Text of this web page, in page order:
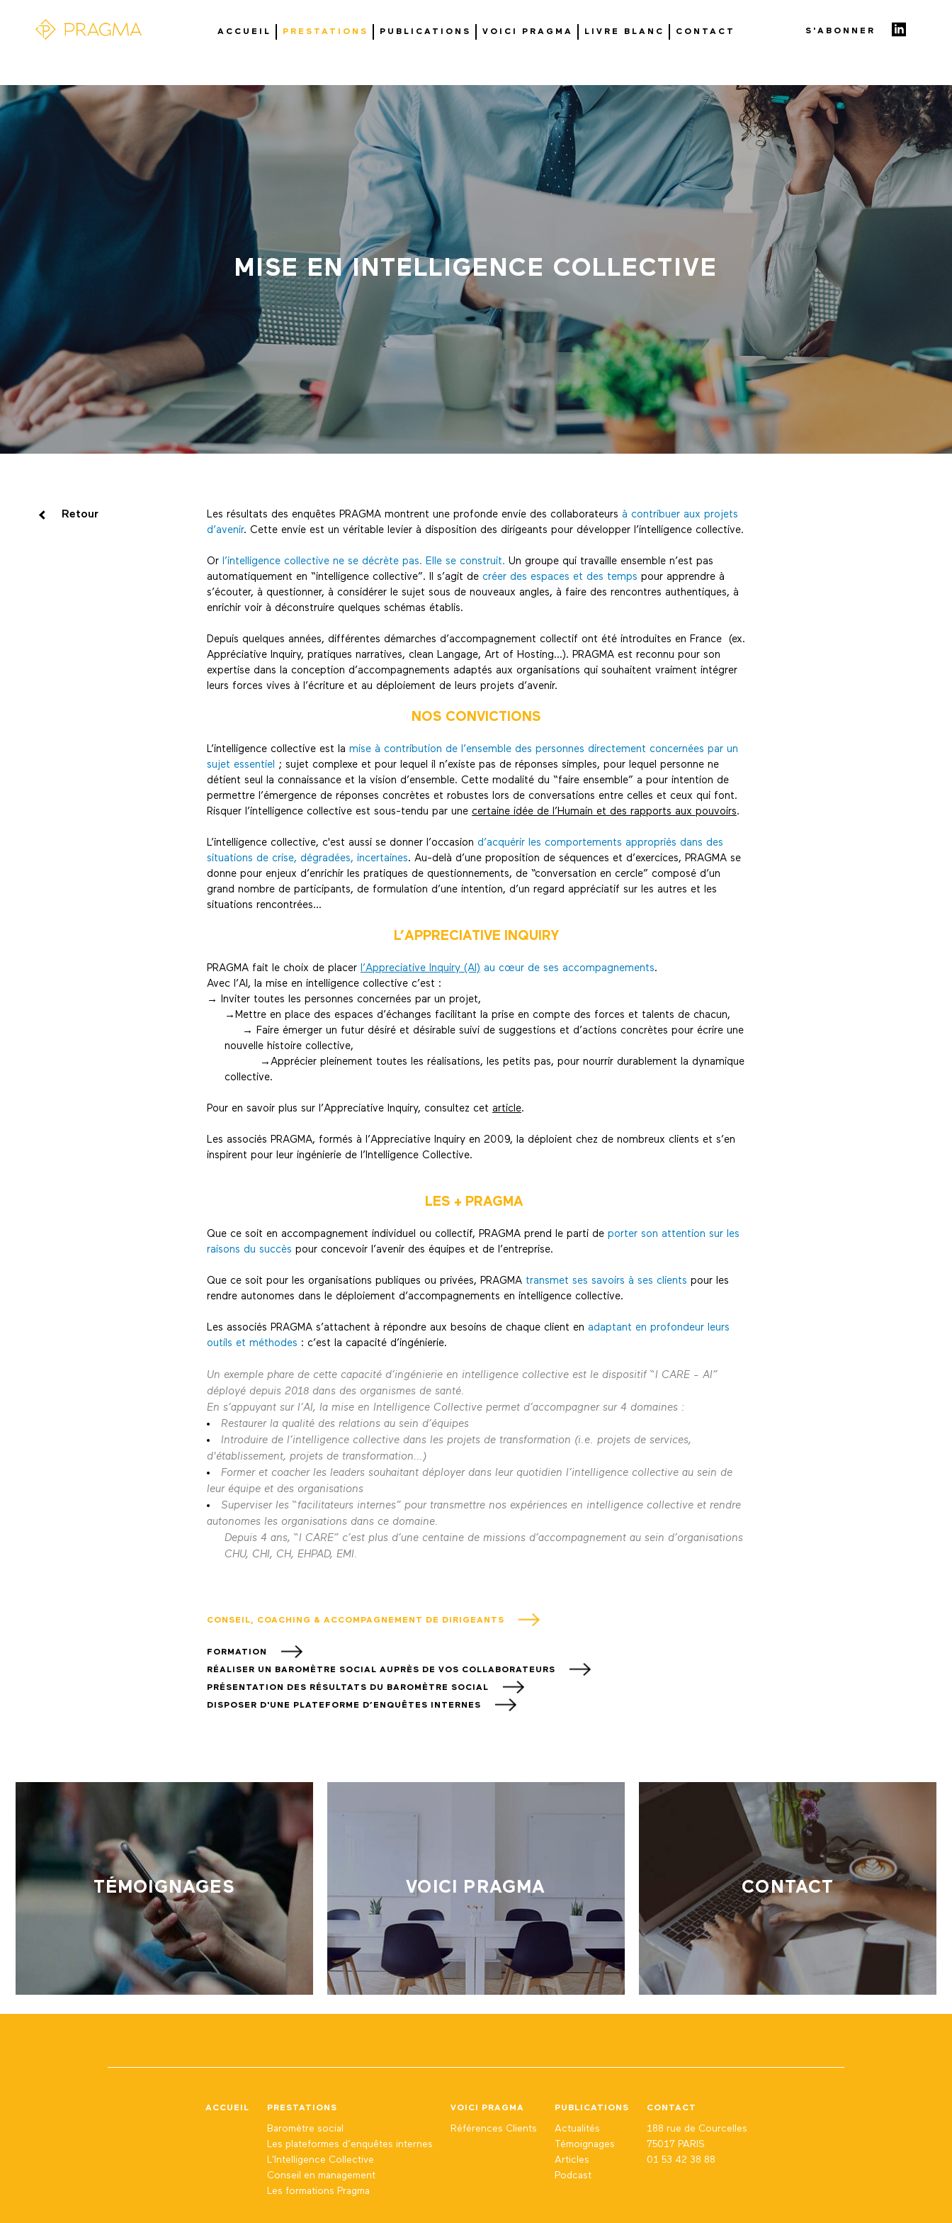
ACCUEIL PRESTATIONS PUBLICATIONS VOICI PRAGMA LIVRE BLANC CONTACT S'ABONNER
MISE EN INTELLIGENCE COLLECTIVE
Retour Les résultats des enquêtes PRAGMA montrent une profonde envie des collaborateurs à contribuer aux projets
d’avenir. Cette envie est un véritable levier à disposition des dirigeants pour développer l’intelligence collective.
Or l’intelligence collective ne se décrète pas. Elle se construit. Un groupe qui travaille ensemble n’est pas
automatiquement en “intelligence collective”. Il s’agit de créer des espaces et des temps pour apprendre à
s’écouter, à questionner, à considérer le sujet sous de nouveaux angles, à faire des rencontres authentiques, à
enrichir voir à déconstruire quelques schémas établis.
Depuis quelques années, différentes démarches d’accompagnement collectif ont été introduites en France (ex.
Appréciative Inquiry, pratiques narratives, clean Langage, Art of Hosting…). PRAGMA est reconnu pour son
expertise dans la conception d’accompagnements adaptés aux organisations qui souhaitent vraiment intégrer
leurs forces vives à l’écriture et au déploiement de leurs projets d’avenir.
NOS CONVICTIONS
L’intelligence collective est la mise à contribution de l’ensemble des personnes directement concernées par un
sujet essentiel ; sujet complexe et pour lequel il n’existe pas de réponses simples, pour lequel personne ne
détient seul la connaissance et la vision d’ensemble. Cette modalité du “faire ensemble” a pour intention de
permettre l’émergence de réponses concrètes et robustes lors de conversations entre celles et ceux qui font.
Risquer l’intelligence collective est sous-tendu par une certaine idée de l’Humain et des rapports aux pouvoirs.
L’intelligence collective, c'est aussi se donner l’occasion d’acquérir les comportements appropriés dans des
situations de crise, dégradées, incertaines. Au-delà d’une proposition de séquences et d’exercices, PRAGMA se
donne pour enjeux d’enrichir les pratiques de questionnements, de “conversation en cercle” composé d’un
grand nombre de participants, de formulation d’une intention, d’un regard appréciatif sur les autres et les
situations rencontrées…
L’APPRECIATIVE INQUIRY
PRAGMA fait le choix de placer l’Appreciative Inquiry (AI) au cœur de ses accompagnements.
Avec l’AI, la mise en intelligence collective c’est :
→ Inviter toutes les personnes concernées par un projet,
→Mettre en place des espaces d’échanges facilitant la prise en compte des forces et talents de chacun,
→ Faire émerger un futur désiré et désirable suivi de suggestions et d’actions concrètes pour écrire une
nouvelle histoire collective,
→Apprécier pleinement toutes les réalisations, les petits pas, pour nourrir durablement la dynamique
collective.
Pour en savoir plus sur l’Appreciative Inquiry, consultez cet article.
Les associés PRAGMA, formés à l’Appreciative Inquiry en 2009, la déploient chez de nombreux clients et s’en
inspirent pour leur ingénierie de l’Intelligence Collective.
LES + PRAGMA
Que ce soit en accompagnement individuel ou collectif, PRAGMA prend le parti de porter son attention sur les
raisons du succès pour concevoir l’avenir des équipes et de l’entreprise.
Que ce soit pour les organisations publiques ou privées, PRAGMA transmet ses savoirs à ses clients pour les
rendre autonomes dans le déploiement d’accompagnements en intelligence collective.
Les associés PRAGMA s’attachent à répondre aux besoins de chaque client en adaptant en profondeur leurs
outils et méthodes : c’est la capacité d’ingénierie.
Un exemple phare de cette capacité d’ingénierie en intelligence collective est le dispositif “I CARE - AI”
déployé depuis 2018 dans des organismes de santé.
En s’appuyant sur l’AI, la mise en Intelligence Collective permet d’accompagner sur 4 domaines :
Restaurer la qualité des relations au sein d’équipes
Introduire de l’intelligence collective dans les projets de transformation (i.e. projets de services,
d'établissement, projets de transformation…)
Former et coacher les leaders souhaitant déployer dans leur quotidien l’intelligence collective au sein de
leur équipe et des organisations
Superviser les “facilitateurs internes” pour transmettre nos expériences en intelligence collective et rendre
autonomes les organisations dans ce domaine.
Depuis 4 ans, “I CARE” c’est plus d’une centaine de missions d’accompagnement au sein d’organisations
CHU, CHI, CH, EHPAD, EMI.
CONSEIL, COACHING & ACCOMPAGNEMENT DE DIRIGEANTS
FORMATION
RÉALISER UN BAROMÈTRE SOCIAL AUPRÈS DE VOS COLLABORATEURS
PRÉSENTATION DES RÉSULTATS DU BAROMÈTRE SOCIAL
DISPOSER D'UNE PLATEFORME D’ENQUÊTES INTERNES
TÉMOIGNAGES VOICI PRAGMA CONTACT
ACCUEIL PRESTATIONS
Baromètre social
Les plateformes d’enquêtes internes
L'Intelligence Collective
Conseil en management
Les formations Pragma
VOICI PRAGMA
Références Clients
PUBLICATIONS
Actualités
Témoignages
Articles
Podcast
CONTACT
188 rue de Courcelles
75017 PARIS
01 53 42 38 88